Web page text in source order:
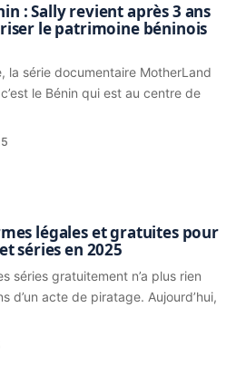
: Sally revient après 3 ans
le patrimoine béninois
la série documentaire MotherLand
le Bénin qui est au centre de
légales et gratuites pour
séries en 2025
séries gratuitement n’a plus rien
d’un acte de piratage. Aujourd’hui,